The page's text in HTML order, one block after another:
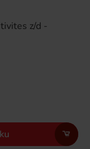
z/d -